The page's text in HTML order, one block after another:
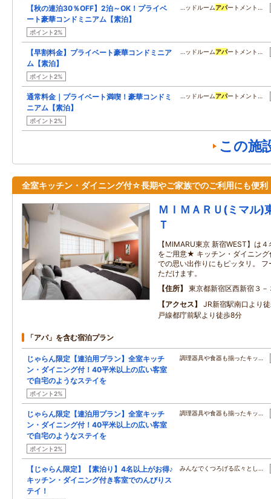
【秋の連泊30％OFF】2泊～OK！プライベ
ート豪華コンドミニアム【素泊】
ポイント2%
…ッドルームアパートメント…
【早割料金】プライベート豪華コンドミニア
ム【素泊】
ポイント2%
…ッドルームアパートメント…
通常料金｜プライベート満喫！豪華コンドミ
ニアム【素泊】
ポイント2%
…ッドルームアパートメント…
この施
全室キッチン・ダイニング付☆長期やご家族でのご利用にも便利
ＭＩＭＡＲＵ(ミマル
Ｔ
【MIMARU東京 新宿WEST】は
をご用意★ キッチン・ダイニン
での思い出作りにもピッタリ。
ただけます。
住所
東京都新宿区西新宿３－
アクセス
JR新宿駅南口より
戸線都庁前駅より徒歩8分
「アパ」を含む宿泊プラン
じゃらん限定【連泊用プラン】全室キッチ
ン・ダイニング付！40平米以上の広い客室
で自宅のようなステイを
ポイント2%
調理器具や食器も揃ったキッ…
じゃらん限定【連泊用プラン】全室キッチ
ン・ダイニング付！40平米以上の広い客室
で自宅のようなステイを
ポイント2%
調理器具や食器も揃ったキッ…
【じゃらん限定】【素泊り】4名以上がお得♪
キッチン・ダイニング付き客室でのんびりス
テイ！
みんなでくつろげる広々とし…